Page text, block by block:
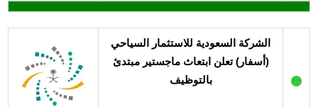
●
الشركة السعودية للاستثمار السياحي
(أسفار) تعلن ابتعاث ماجستير مبتدئ
بالتوظيف